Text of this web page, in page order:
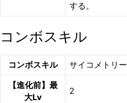
する。
コンボスキル
コンボスキル サイコメトリー
【進化前】最
大Lv
2